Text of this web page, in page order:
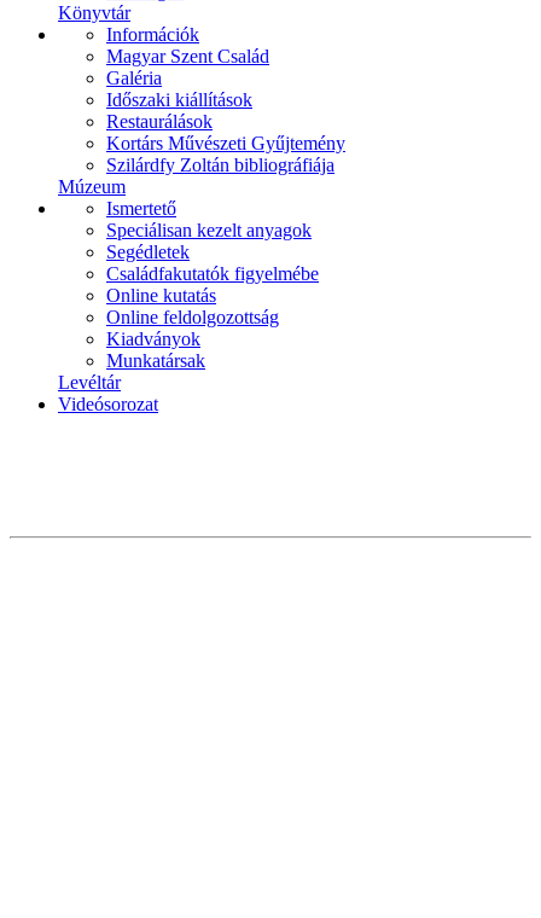
Könyvtár
Információk
Magyar Szent Család
Galéria
Időszaki kiállítások
Restaurálások
Kortárs Művészeti Gyűjtemény
Szilárdfy Zoltán bibliográfiája
Múzeum
Ismertető
Speciálisan kezelt anyagok
Segédletek
Családfakutatók figyelmébe
Online kutatás
Online feldolgozottság
Kiadványok
Munkatársak
Levéltár
Videósorozat